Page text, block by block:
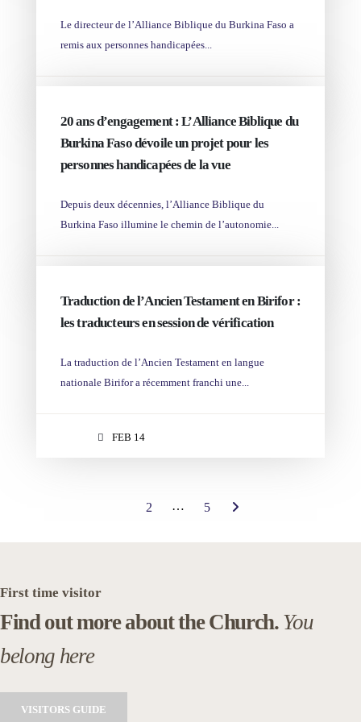
Le directeur de l’Alliance Biblique du Burkina Faso a
remis aux personnes handicapées...
20 ans d’engagement : L’Alliance Biblique du
Burkina Faso dévoile un projet pour les
personnes handicapées de la vue
Depuis deux décennies, l’Alliance Biblique du
Burkina Faso illumine le chemin de l’autonomie...
Traduction de l’Ancien Testament en Birifor :
les traducteurs en session de vérification
La traduction de l’Ancien Testament en langue
nationale Birifor a récemment franchi une...
FEB 14
2 … 5
First time visitor
Find out more about the Church. You
belong here
VISITORS GUIDE